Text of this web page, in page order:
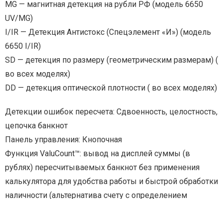
MG — магнитная детекция на рубли РФ (модель 6650
UV/MG)
I/IR — Детекция Антистокс (Спецэлемент «И») (модель
6650 I/IR)
SD — детекция по размеру (геометрическим размерам) (
во всех моделях)
DD — детекция оптической плотности ( во всех моделях)
Детекции ошибок пересчета: Сдвоенность, целостность,
цепочка банкнот
Панель управления: Кнопочная
Функция ValuCount™: вывод на дисплей суммы (в
рублях) пересчитываемых банкнот без применения
калькулятора для удобства работы и быстрой обработки
наличности (альтернатива счету с определением